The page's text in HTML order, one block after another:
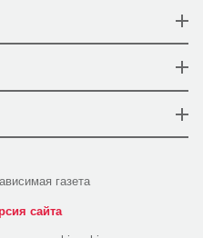
газета
сайта